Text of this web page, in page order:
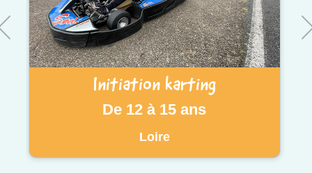
Initiation karting
De 12 à 15 ans
Loire